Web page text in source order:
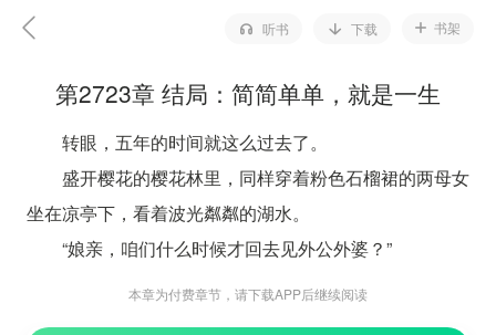
听书 下载 书架
第2723章 结局：简简单单，就是一生
转眼，五年的时间就这么过去了。
盛开樱花的樱花林里，同样穿着粉色石榴裙的两母女
坐在凉亭下，看着波光粼粼的湖水。
“娘亲，咱们什么时候才回去见外公外婆？”
“刚回来没多久，瑜儿这么快便又想外公外婆了？”
本章为付费章节，请下载APP后继续阅读